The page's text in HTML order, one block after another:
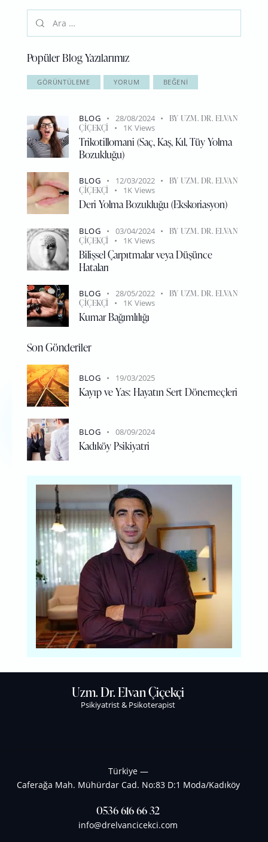
Popüler Blog Yazılarımız
GÖRÜNTÜLEME YORUM BEĞENI
BLOG 28/08/2024 BY UZM. DR. ELVAN
ÇIÇEKÇI
1K Views
Trikotillomani (Saç, Kaş, Kıl, Tüy Yolma
Bozukluğu)
BLOG 12/03/2022 BY UZM. DR. ELVAN
ÇIÇEKÇI
1K Views
Deri Yolma Bozukluğu (Ekskoriasyon)
BLOG 03/04/2024 BY UZM. DR. ELVAN
ÇIÇEKÇI
1K Views
Bilişsel Çarpıtmalar veya Düşünce
Hataları
BLOG 28/05/2022 BY UZM. DR. ELVAN
ÇIÇEKÇI
1K Views
Kumar Bağımlılığı
Son Gönderiler
BLOG 19/03/2025
Kayıp ve Yas: Hayatın Sert Dönemeçleri
BLOG 08/09/2024
Kadıköy Psikiyatri
Uzm. Dr. Elvan Çiçekçi
Psikiyatrist & Psikoterapist
Türkiye —
Caferağa Mah. Mühürdar Cad. No:83 D:1 Moda/Kadıköy
0536 616 66 32
info@drelvancicekci.com